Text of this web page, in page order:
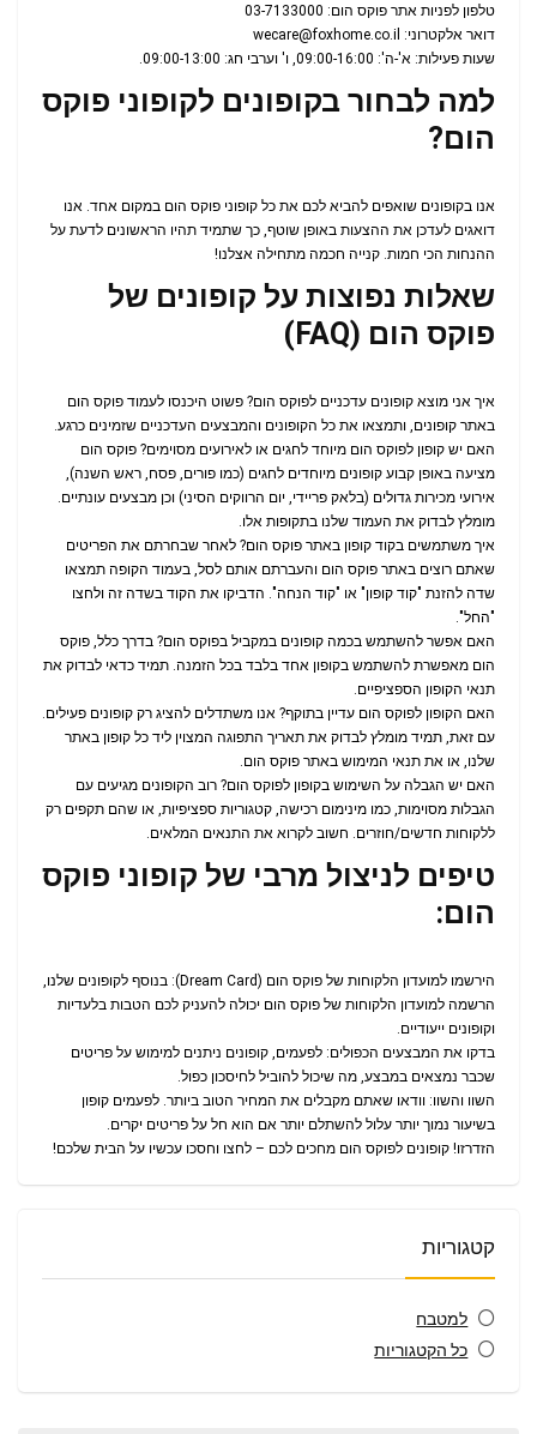
טלפון לפניות אתר פוקס הום: 03-7133000
דואר אלקטרוני: wecare@foxhome.co.il
שעות פעילות: א'-ה': 09:00-16:00, ו' וערבי חג: 09:00-13:00.
למה לבחור בקופונים לקופוני פוקס
הום?
אנו בקופונים שואפים להביא לכם את כל קופוני פוקס הום במקום אחד. אנו
דואגים לעדכן את ההצעות באופן שוטף, כך שתמיד תהיו הראשונים לדעת על
ההנחות הכי חמות. קנייה חכמה מתחילה אצלנו!
שאלות נפוצות על קופונים של
פוקס הום (FAQ)
איך אני מוצא קופונים עדכניים לפוקס הום? פשוט היכנסו לעמוד פוקס הום
באתר קופונים, ותמצאו את כל הקופונים והמבצעים העדכניים שזמינים כרגע.
האם יש קופון לפוקס הום מיוחד לחגים או לאירועים מסוימים? פוקס הום
מציעה באופן קבוע קופונים מיוחדים לחגים (כמו פורים, פסח, ראש השנה),
אירועי מכירות גדולים (בלאק פריידי, יום הרווקים הסיני) וכן מבצעים עונתיים.
מומלץ לבדוק את העמוד שלנו בתקופות אלו.
איך משתמשים בקוד קופון באתר פוקס הום? לאחר שבחרתם את הפריטים
שאתם רוצים באתר פוקס הום והעברתם אותם לסל, בעמוד הקופה תמצאו
שדה להזנת "קוד קופון" או "קוד הנחה". הדביקו את הקוד בשדה זה ולחצו
"החל".
האם אפשר להשתמש בכמה קופונים במקביל בפוקס הום? בדרך כלל, פוקס
הום מאפשרת להשתמש בקופון אחד בלבד בכל הזמנה. תמיד כדאי לבדוק את
תנאי הקופון הספציפיים.
האם הקופון לפוקס הום עדיין בתוקף? אנו משתדלים להציג רק קופונים פעילים.
עם זאת, תמיד מומלץ לבדוק את תאריך התפוגה המצוין ליד כל קופון באתר
שלנו, או את תנאי המימוש באתר פוקס הום.
האם יש הגבלה על השימוש בקופון לפוקס הום? רוב הקופונים מגיעים עם
הגבלות מסוימות, כמו מינימום רכישה, קטגוריות ספציפיות, או שהם תקפים רק
ללקוחות חדשים/חוזרים. חשוב לקרוא את התנאים המלאים.
טיפים לניצול מרבי של קופוני פוקס
הום:
הירשמו למועדון הלקוחות של פוקס הום (Dream Card): בנוסף לקופונים שלנו,
הרשמה למועדון הלקוחות של פוקס הום יכולה להעניק לכם הטבות בלעדיות
וקופונים ייעודיים.
בדקו את המבצעים הכפולים: לפעמים, קופונים ניתנים למימוש על פריטים
שכבר נמצאים במבצע, מה שיכול להוביל לחיסכון כפול.
השוו והשוו: וודאו שאתם מקבלים את המחיר הטוב ביותר. לפעמים קופון
בשיעור נמוך יותר עלול להשתלם יותר אם הוא חל על פריטים יקרים.
הזדרזו! קופונים לפוקס הום מחכים לכם – לחצו וחסכו עכשיו על הבית שלכם!
קטגוריות
למטבח
כל הקטגוריות